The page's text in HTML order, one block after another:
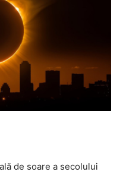
de soare a secolului